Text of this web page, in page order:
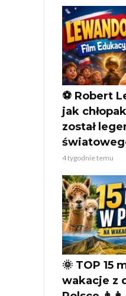
⚽ Robert
jak
został
4 tygodnie temu
🌞 TOP 15
wakacje z